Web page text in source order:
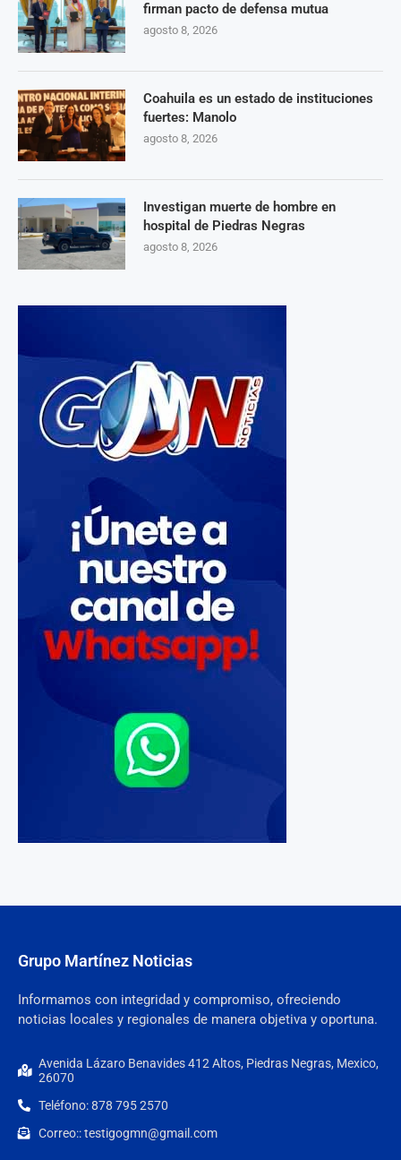
firman pacto de defensa mutua
agosto 8, 2026
Coahuila es un estado de instituciones
fuertes: Manolo
agosto 8, 2026
Investigan muerte de hombre en
hospital de Piedras Negras
agosto 8, 2026
Grupo Martínez Noticias
Informamos con integridad y compromiso, ofreciendo
noticias locales y regionales de manera objetiva y oportuna.
Avenida Lázaro Benavides 412 Altos, Piedras Negras, Mexico,
26070
Teléfono: 878 795 2570
Correo:: testigogmn@gmail.com